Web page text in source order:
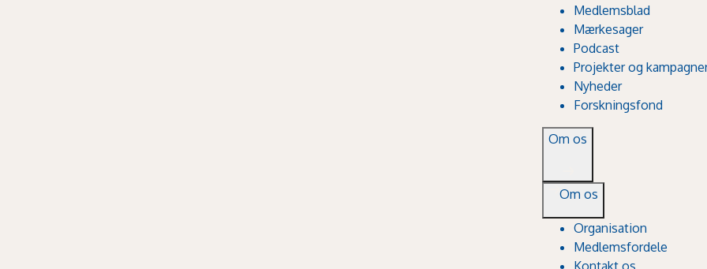
Medlemsblad
Mærkesager
Podcast
Projekter og
Nyheder
Forskningsfond
Om os
Om os
Organisation
Medlemsfordele
Kontakt os